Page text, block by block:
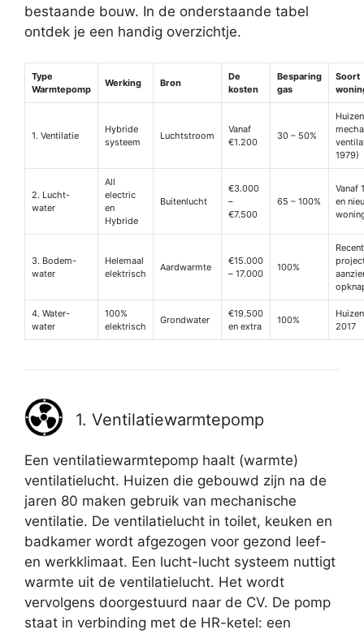
bestaande bouw. In de onderstaande tabel
ontdek je een handig overzichtje.
Type
Warmtepomp
Werking Bron
De
kosten
Besparing
gas
Soort
1. Ventilatie
Hybride
systeem
Luchtstroom
Vanaf
€1.200
30 – 50%
1979)
2. Lucht-
water
All
electric
en
Hybride
Buitenlucht
€3.000
–
€7.500
65 – 100%
Vanaf
en
3. Bodem-
water
Helemaal
elektrisch
Aardwarmte
€15.000
– 17.000
100%
4. Water-
water
100%
elektrisch
Grondwater
€19.500
en extra
100%
2017
1. Ventilatiewarmtepomp
Een ventilatiewarmtepomp haalt (warmte)
ventilatielucht. Huizen die gebouwd zijn na de
jaren 80 maken gebruik van mechanische
ventilatie. De ventilatielucht in toilet, keuken en
badkamer wordt afgezogen voor gezond leef-
en werkklimaat. Een lucht-lucht systeem nuttigt
warmte uit de ventilatielucht. Het wordt
vervolgens doorgestuurd naar de CV. De pomp
staat in verbinding met de HR-ketel: een